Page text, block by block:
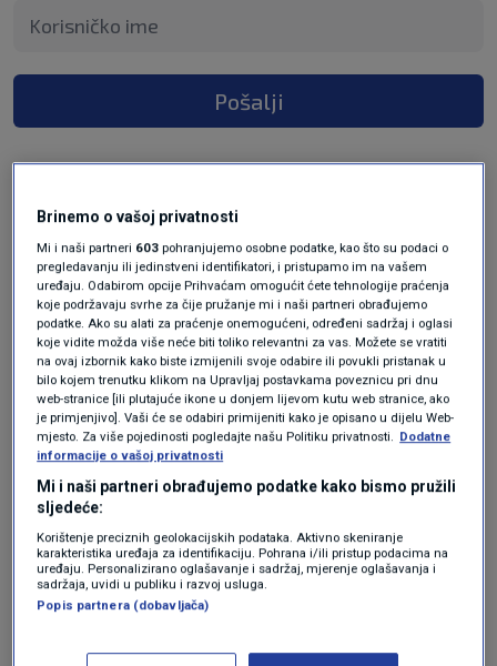
Pošalji
Oglas
Brinemo o vašoj privatnosti
Mi i naši partneri 603 pohranjujemo osobne podatke, kao što su podaci o
pregledavanju ili jedinstveni identifikatori, i pristupamo im na vašem
uređaju. Odabirom opcije Prihvaćam omogućit ćete tehnologije praćenja
koje podržavaju svrhe za čije pružanje mi i naši partneri obrađujemo
podatke. Ako su alati za praćenje onemogućeni, određeni sadržaj i oglasi
koje vidite možda više neće biti toliko relevantni za vas. Možete se vratiti
na ovaj izbornik kako biste izmijenili svoje odabire ili povukli pristanak u
bilo kojem trenutku klikom na Upravljaj postavkama poveznicu pri dnu
web-stranice [ili plutajuće ikone u donjem lijevom kutu web stranice, ako
je primjenjivo]. Vaši će se odabiri primijeniti kako je opisano u dijelu Web-
mjesto. Za više pojedinosti pogledajte našu Politiku privatnosti. Dodatne
informacije o vašoj privatnosti
Mi i naši partneri obrađujemo podatke kako bismo pružili
sljedeće:
Korištenje preciznih geolokacijskih podataka. Aktivno skeniranje
karakteristika uređaja za identifikaciju. Pohrana i/ili pristup podacima na
uređaju. Personalizirano oglašavanje i sadržaj, mjerenje oglašavanja i
sadržaja, uvidi u publiku i razvoj usluga.
Popis partnera (dobavljača)